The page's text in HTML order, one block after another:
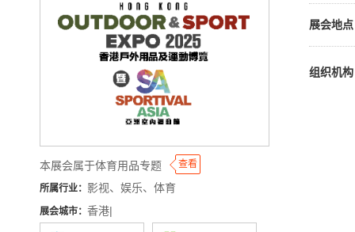
展会地
组织机构
本展会属于体育用品专题 ◆
◆查看
所属行业： 影视、娱乐、体育
展会城市： 香港|